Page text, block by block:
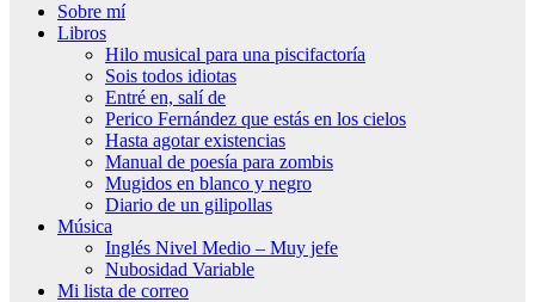
Sobre mí
Libros
Hilo musical para una piscifactoría
Sois todos idiotas
Entré en, salí de
Perico Fernández que estás en los cielos
Hasta agotar existencias
Manual de poesía para zombis
Mugidos en blanco y negro
Diario de un gilipollas
Música
Inglés Nivel Medio – Muy jefe
Nubosidad Variable
Mi lista de correo